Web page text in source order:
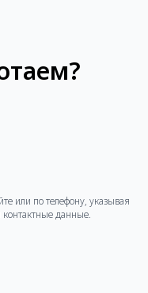
или по телефону, указывая
данные.